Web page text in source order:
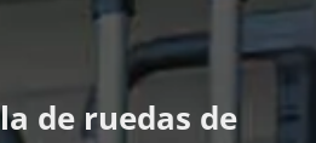
de ruedas de